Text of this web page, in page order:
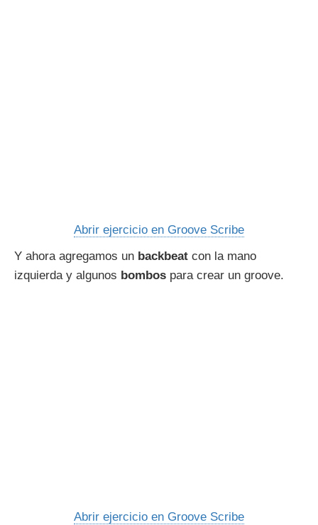
Abrir ejercicio en Groove Scribe
Y ahora agregamos un backbeat con la mano
izquierda y algunos bombos para crear un groove.
Abrir ejercicio en Groove Scribe